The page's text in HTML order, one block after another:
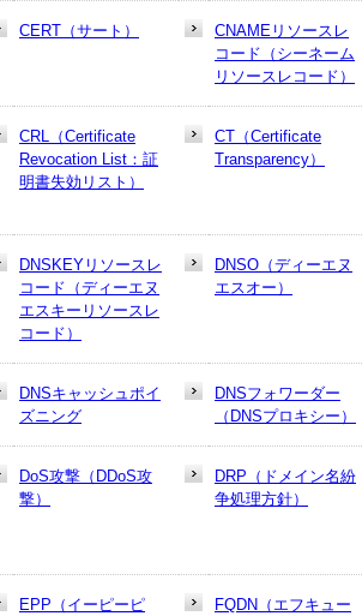
CERT（サート）
CNAMEリソースレ
コード（シーネーム
リソースレコード）
CRL（Certificate
Revocation List：証
明書失効リスト）
CT（Certificate
Transparency）
DNSKEYリソースレ
コード（ディーエヌ
エスキーリソースレ
コード）
DNSO（ディーエヌ
エスオー）
DNSキャッシュポイ
ズニング
DNSフォワーダー
（DNSプロキシー）
DoS攻撃（DDoS攻
撃）
DRP（ドメイン名紛
争処理方針）
EPP（イーピーピ
FQDN（エフキュー